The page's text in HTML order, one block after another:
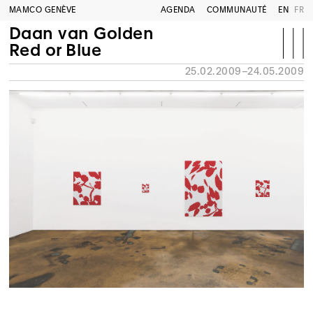
MAMCO GENÈVE AGENDA COMMUNAUTÉ EN FR
Daan van Golden
Red or Blue
25.02.2009–24.05.2009